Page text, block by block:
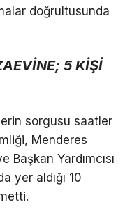
doğrultusunda
5 KİŞİ
sorgusu saatler
Menderes
Başkan Yardımcısı
yer aldığı 10